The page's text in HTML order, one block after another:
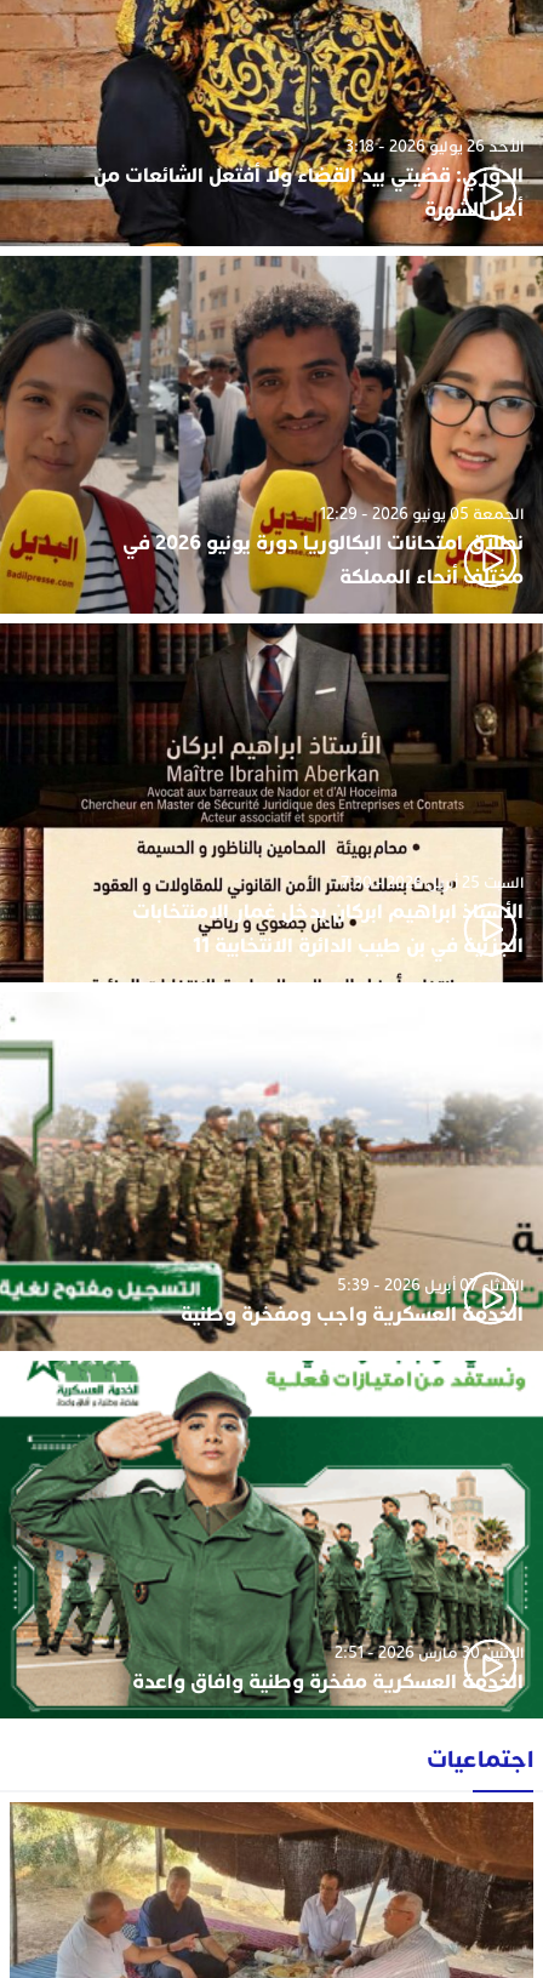
الأحد 26 يوليو 2026 - 3:18
الدوزي: قضيتي بيد القضاء ولا أفتعل الشائعات من
أجل الشهرة
الجمعة 05 يونيو 2026 - 12:29
نطلاق امتحانات البكالوريا دورة يونيو 2026 في
مختلف أنحاء المملكة
السبت 25 أبريل 2026 - 7:30
الأستاذ ابراهيم ابركان يدخل غمار الامنتخابات
الجزئية في بن طيب الدائرة الانتخابية 11
الثلاثاء 07 أبريل 2026 - 5:39
الخدمة العسكرية واجب ومفخرة وطنية
الإثنين 30 مارس 2026 - 2:51
الخدمة العسكرية مفخرة وطنية وافاق واعدة
اجتماعيات